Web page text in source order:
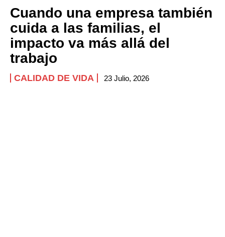
Cuando una empresa también
cuida a las familias, el
impacto va más allá del
trabajo
CALIDAD DE VIDA 23 Julio, 2026